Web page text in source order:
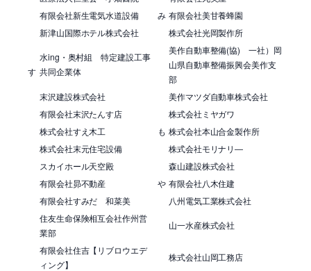
有限会社新生電気水道設備
み 有限会社美甘養蜂園
新津山国際ホテル株式会社
株式会社光岡製作所
す
水ing・奥村組 特定建設工事
共同企業体
美作自動車整備(協) 一社）岡
山県自動車整備振興会美作支
部
末沢建設株式会社
美作マツダ自動車株式会社
有限会社末沢たんす店
株式会社ミヤガワ
株式会社すえ木工
も 株式会社本山合金製作所
株式会社末元住宅設備
株式会社モリナリ―
スカイホール天空殿
森山建設株式会社
有限会社昴不動産
や 有限会社八木住建
有限会社すみだ 和菜美
八州電気工業株式会社
住友生命保険相互会社作州営
業部
山一水産株式会社
有限会社住吉【リブロウエデ
ィング】
株式会社山岡工務店